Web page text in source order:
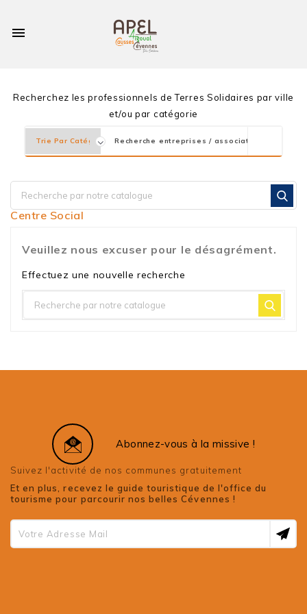

Recherchez les professionnels de Terres Solidaires par ville
et/ou par catégorie
Centre Social
Veuillez nous excuser pour le désagrément.
Effectuez une nouvelle recherche
Abonnez-vous à la missive !
Suivez l'activité de nos communes gratuitement
Et en plus, recevez le guide touristique de l'office du
tourisme pour parcourir nos belles Cévennes !